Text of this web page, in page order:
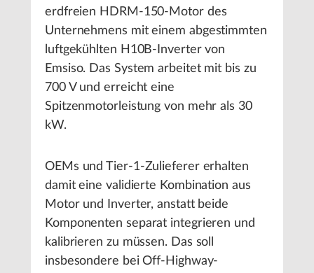
erdfreien HDRM-150-Motor des
Unternehmens mit einem abgestimmten
luftgekühlten H10B-Inverter von
Emsiso. Das System arbeitet mit bis zu
700 V und erreicht eine
Spitzenmotorleistung von mehr als 30
kW.
OEMs und Tier-1-Zulieferer erhalten
damit eine validierte Kombination aus
Motor und Inverter, anstatt beide
Komponenten separat integrieren und
kalibrieren zu müssen. Das soll
insbesondere bei Off-Highway-